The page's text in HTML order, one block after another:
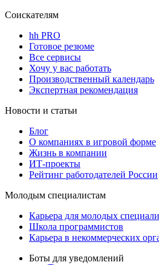
Соискателям
hh PRO
Готовое резюме
Все сервисы
Хочу у вас работать
Производственный календарь
Экспертная рекомендация
Новости и статьи
Блог
О компаниях в игровой форме
Жизнь в компании
ИТ-проекты
Рейтинг работодателей России
Молодым специалистам
Карьера для молодых
Школа программистов
Карьера в некоммерческих
Боты для уведомлений